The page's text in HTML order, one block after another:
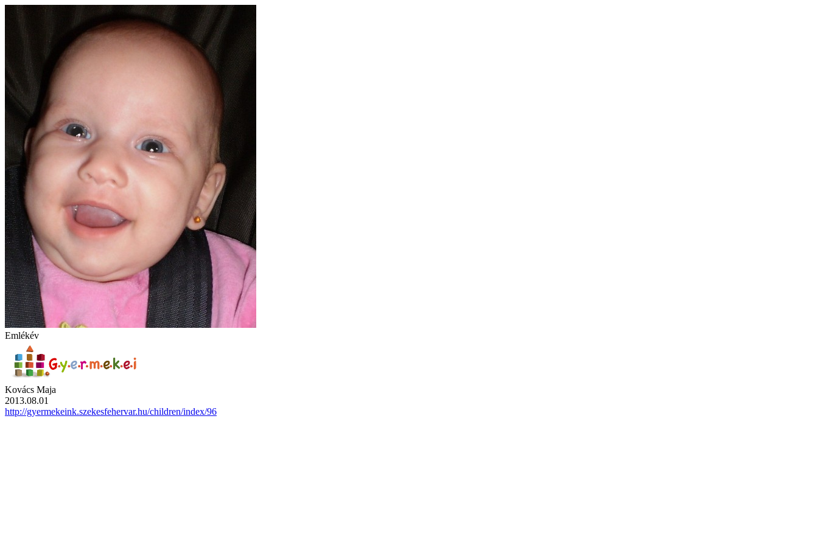
Emlékév
Kovács Maja
2013.08.01
http://gyermekeink.szekesfehervar.hu/children/index/96